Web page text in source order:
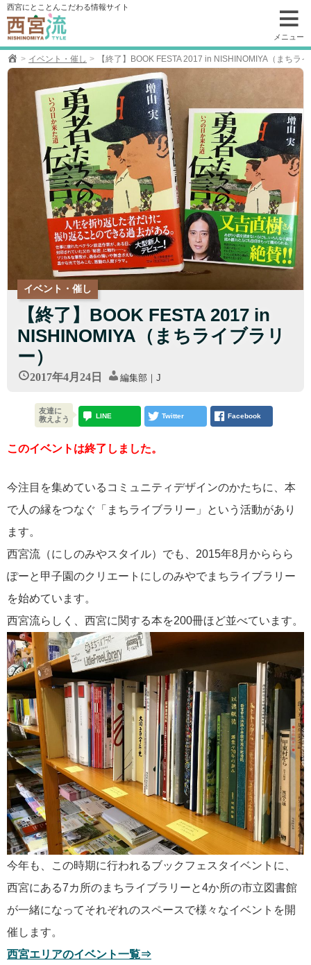
コ
ン
テ
ン
ツ
西宮にとことんこだわる情報サイト
メニュー
イベント・催し 【終了】BOOK FESTA 2017 in NISHINOMIYA（まちラ
イベント・催し
【終了】BOOK FESTA 2017 in
NISHINOMIYA（まちライブラリ
ー）
2017年4月24日 編集部｜J
このイベントは終了しました。
今注目を集めているコミュニティデザインのかたちに、本
で人の縁をつなぐ「まちライブラリー」という活動があり
ます。
西宮流（にしのみやスタイル）でも、2015年8月かららら
ぽーと甲子園のクリエートにしのみやでまちライブラリー
を始めています。
西宮流らしく、西宮に関する本を200冊ほど並べています。
今年も、この時期に行われるブックフェスタイベントに、
西宮にある7カ所のまちライブラリーと4か所の市立図書館
が一緒になってそれぞれのスペースで様々なイベントを開
催します。
西宮エリアのイベント一覧⇒
友達に
教えよう
LINE Twitter Facebook